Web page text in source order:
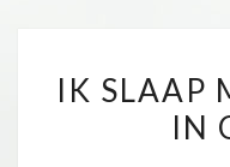
IK SLAAP
IN